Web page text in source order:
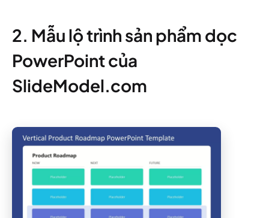
2. Mẫu lộ trình sản phẩm dọc
PowerPoint của
SlideModel.com